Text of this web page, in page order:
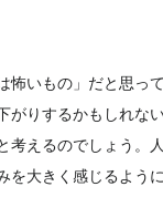
怖いもの」だと思っ
がりするかもしれな
考えるのでしょう。
を大きく感じるよう